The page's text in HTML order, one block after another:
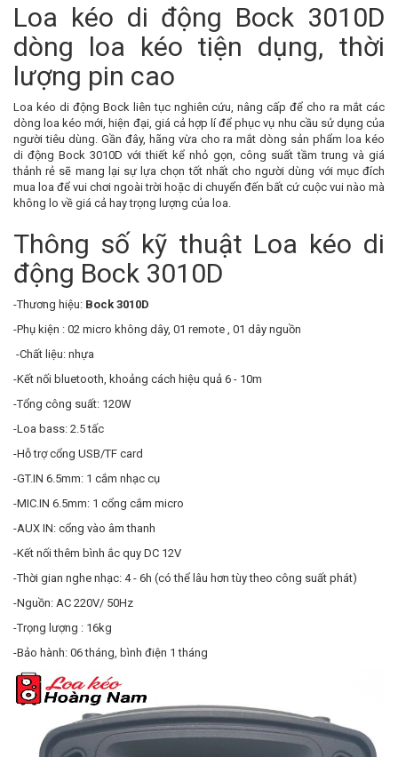
Loa kéo di động Bock 3010D
dòng loa kéo tiện dụng, thời
lượng pin cao
Loa kéo di động Bock liên tục nghiên cứu, nâng cấp để cho ra mắt các
dòng loa kéo mới, hiện đại, giá cả hợp lí để phục vụ nhu cầu sử dụng của
người tiêu dùng. Gần đây, hãng vừa cho ra mắt dòng sản phẩm loa kéo
di động Bock 3010D với thiết kể nhỏ gọn, công suất tầm trung và giá
thảnh rẻ sẽ mang lại sự lựa chọn tốt nhất cho người dùng với mục đích
mua loa để vui chơi ngoài trời hoặc di chuyển đến bất cứ cuộc vui nào mà
không lo về giá cả hay trọng lượng của loa.
Thông số kỹ thuật Loa kéo di
động Bock 3010D
-Thương hiệu: Bock 3010D
-Phụ kiện : 02 micro không dây, 01 remote , 01 dây nguồn
-Chất liệu: nhựa
-Kết nối bluetooth, khoảng cách hiệu quả 6 - 10m
-Tổng công suất: 120W
-Loa bass: 2.5 tấc
-Hỗ trợ cổng USB/TF card
-GT.IN 6.5mm: 1 cắm nhạc cụ
-MIC.IN 6.5mm: 1 cổng cắm micro
-AUX IN: cổng vào âm thanh
-Kết nối thêm bình ắc quy DC 12V
-Thời gian nghe nhạc: 4 - 6h (có thể lâu hơn tùy theo công suất phát)
-Nguồn: AC 220V/ 50Hz
-Trọng lượng : 16kg
-Bảo hành: 06 tháng, bình điện 1 tháng